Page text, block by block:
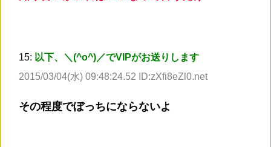
15: 以下、＼(^o^)／でVIPがお送りします
2015/03/04(水) 09:48:24.52 ID:zXfi8eZl0.net
その程度でぼっちにならないよ